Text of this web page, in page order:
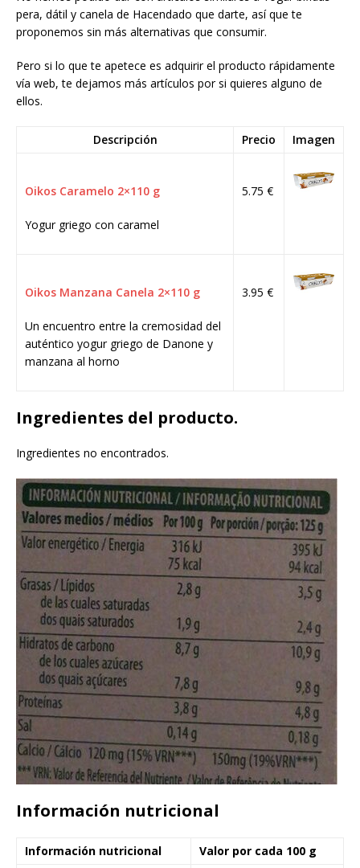
pera, dátil y canela de Hacendado que darte, así que te
proponemos sin más alternativas que consumir.
Pero si lo que te apetece es adquirir el producto rápidamente
vía web, te dejamos más artículos por si quieres alguno de
ellos.
Descripción Precio Imagen
Oikos Caramelo 2×110 g
Yogur griego con caramel
5.75 €
Oikos Manzana Canela 2×110 g
Un encuentro entre la cremosidad del
auténtico yogur griego de Danone y
manzana al horno
3.95 €
Ingredientes del producto.
Ingredientes no encontrados.
Información nutricional
Información nutricional
Valor por cada 100 g